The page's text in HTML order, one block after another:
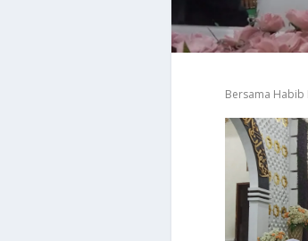
Bersama Habib